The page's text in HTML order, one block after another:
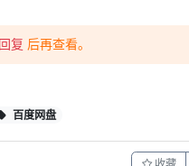
回复 后再查看。
百度网盘
收藏